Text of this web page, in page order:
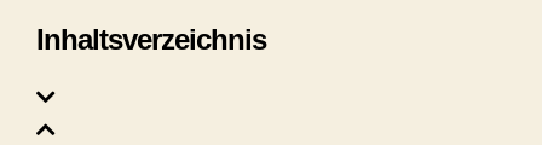
Inhaltsverzeichnis